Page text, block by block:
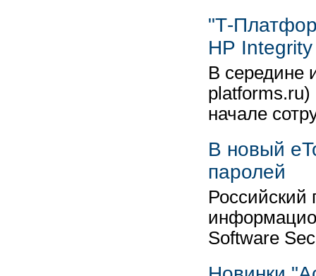
"Т-
HP Integrity
В середине
начале
В новый
паролей
Российский
Software